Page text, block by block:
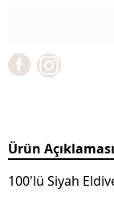
Ürün Açıklaması
100'lü Siyah